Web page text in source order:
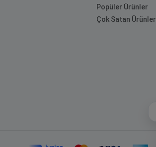
Popüler Ürünler
Çok Satan Ürünler